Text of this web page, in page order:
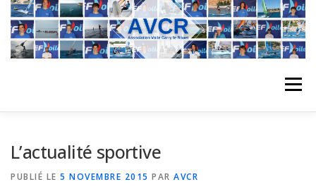
Aller
contenu
Menu
L’actualité sportive
PUBLIÉ LE 5 NOVEMBRE 2015 PAR AVCR